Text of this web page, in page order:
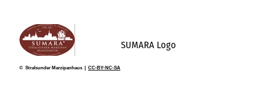
© Stralsunder Marzipanhaus | CC-BY-NC-SA
SUMARA Logo